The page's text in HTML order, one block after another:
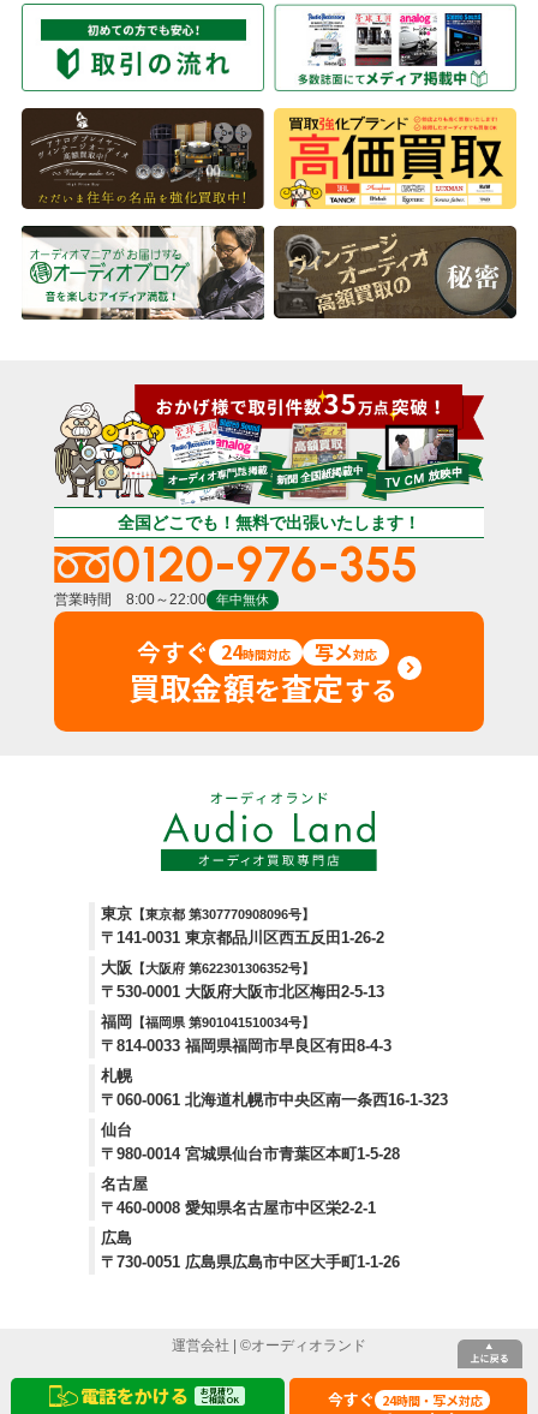
電話をかける お見積り
ご相談OK 今すぐ 24時間・ 写メ対応
全国どこでも！無料で出張いたします！
0120-976-355
営業時間 8:00～22:00 年中無休
今すぐ 24時間対応 写メ対応
買取金額を査定する
東京 【東京都 第307770908096号】
〒141-0031 東京都品川区西五反田1-26-2
大阪
【大阪府 第622301306352号】
〒530-0001 大阪府大阪市北区梅田2-5-13
福岡
【福岡県 第901041510034号】
〒814-0033 福岡県福岡市早良区有田8-4-3
札幌
〒060-0061 北海道札幌市中央区南一条西16-1-323
仙台
〒980-0014 宮城県仙台市青葉区本町1-5-28
名古屋
〒460-0008 愛知県名古屋市中区栄2-2-1
広島
〒730-0051 広島県広島市中区大手町1-1-26
運営会社 | ©オーディオランド